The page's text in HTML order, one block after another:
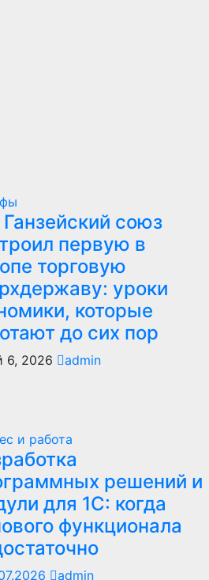
Ганзейский союз
первую в
торговую
уроки
которые
до сих пор
6, 2026 admin
и работа
решений и
для 1С: когда
функционала
admin